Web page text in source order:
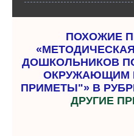
ПОХОЖИЕ
ДОШКОЛЬНИКОВ
ОКРУЖАЮЩИМ
ПРИМЕТЫ"» В
ДРУГИЕ